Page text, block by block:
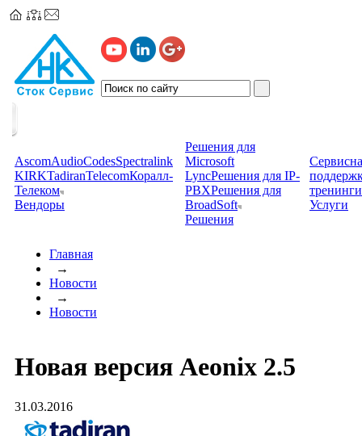
AscomAudioCodesSpectralink
KIRKTadiranTelecomКоралл-
Телеком
Вендоры
Решения для
Microsoft
LyncРешения для IP-
PBXРешения для
BroadSoft
Решения
тренинги
Услуги
Главная
→
Новости
→
Новости
Новая версия Aeonix 2.5
31.03.2016